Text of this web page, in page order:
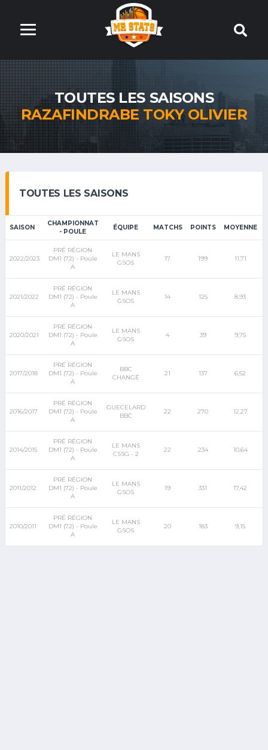
TOUTES LES SAISONS
RAZAFINDRABE TOKY OLIVIER
TOUTES LES SAISONS
SAISON
CHAMPIONNAT
- POULE
ÉQUIPE MATCHS POINTS MOYENNE
2022/2023
PRÉ RÉGION
DM1 (72) - Poule
A
LE MANS
GSOS
17 199 11,71
2021/2022
PRÉ RÉGION
DM1 (72) - Poule
A
LE MANS
GSOS
14 125 8,93
2020/2021
PRÉ RÉGION
DM1 (72) - Poule
A
LE MANS
GSOS
4 39 9,75
2017/2018
PRÉ RÉGION
DM1 (72) - Poule
A
BBC
CHANGÉ
21 137 6,52
2016/2017
PRÉ RÉGION
DM1 (72) - Poule
A
GUECELARD
BBC
22 270 12,27
2014/2015
PRÉ RÉGION
DM1 (72) - Poule
A
LE MANS
CSSG - 2
22 234 10,64
2011/2012
PRÉ RÉGION
DM1 (72) - Poule
A
LE MANS
GSOS
19 331 17,42
2010/2011
PRÉ RÉGION
DM1 (72) - Poule
A
LE MANS
GSOS
20 183 9,15